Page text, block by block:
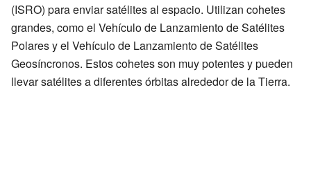
(ISRO) para enviar satélites al espacio. Utilizan cohetes
grandes, como el Vehículo de Lanzamiento de Satélites
Polares y el Vehículo de Lanzamiento de Satélites
Geosíncronos. Estos cohetes son muy potentes y pueden
llevar satélites a diferentes órbitas alrededor de la Tierra.